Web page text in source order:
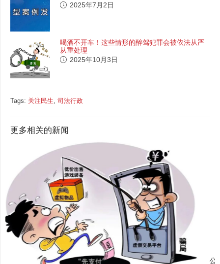
2025年7月2日
喝酒不开车！这些情形的醉驾犯罪会被依法从严
从重处理
2025年10月3日
Tags: 关注民生, 司法行政
更多相关的新闻
公安机关开展打击整治网络谣言工作 全力深挖线索斩断谣言传播